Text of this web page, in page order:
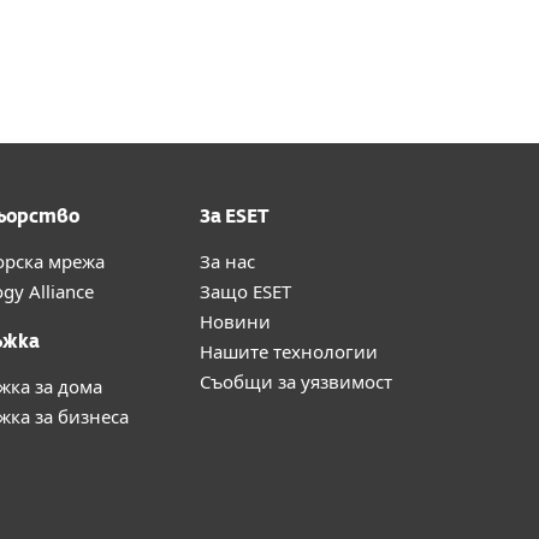
мрежа
Alliance
за дома
за бизнеса
За ESET
За нас
Защо ESET
Новини
Нашите технологии
Съобщи за уязвимост